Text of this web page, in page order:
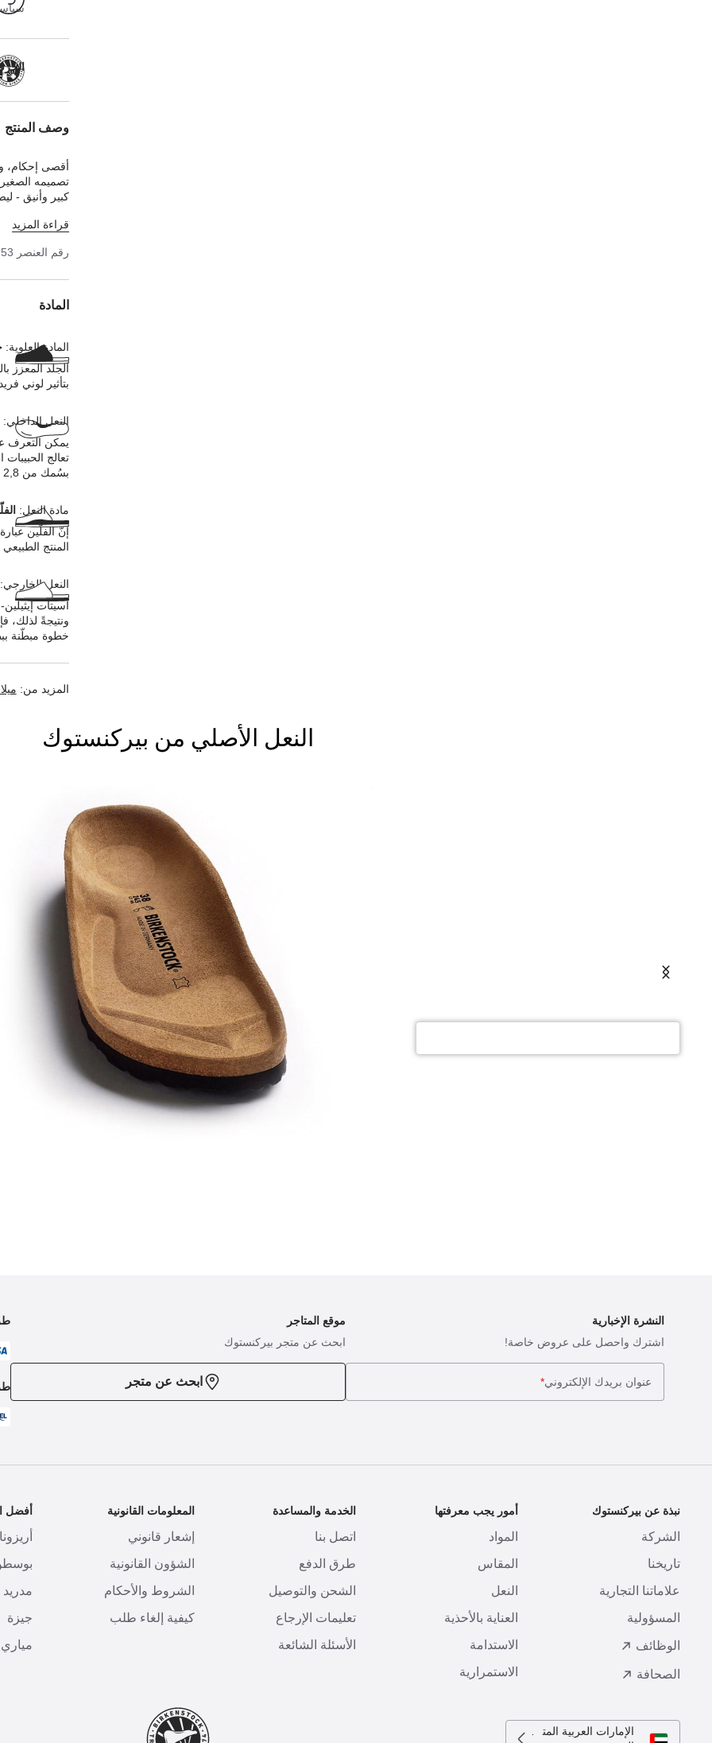
سياسة
وصف المنتج
أقصى إحكام،
تصميمه
كبير وأنيق -
جلد النوبوك
قراءة المزيد
رقم العنصر
المادة
المادة العلوية:
الجلد المعزز
بتأثير لوني
النعل الداخلي:
يمكن التعرف
تعالج
بسُمك من 2,8 إلى 3,2 ملليمترات في المادة العلوية.
مادة النعل:
إنّ الفلّين
المنتج
النعل
أسيتات
ونتيجةً لذلك،
خطوة مبطّنة
المزيد من:
النعل الأصلي من بيركنستوك
النشرة الإخبارية
اشترك واحصل على عروض خاصة!
عنوان بريدك الإلكتروني*
موقع المتاجر
ابحث عن متجر بيركنستوك
ابحث عن متجر
نبذة عن بيركنستوك
الشركة
تاريخنا
علاماتنا التجارية
المسؤولية
الوظائف
الصحافة
أمور يجب معرفتها
المواد
المقاس
النعل
العناية بالأحذية
الاستدامة
الاستمرارية
الخدمة والمساعدة
اتصل بنا
طرق الدفع
الشحن والتوصيل
تعليمات الإرجاع
الأسئلة الشائعة
المعلومات القانونية
إشعار قانوني
الشؤون القانونية
الشروط والأحكام
كيفية إلغاء طلب
أفضل
مدريد
جيزة
مياري
الإمارات العربية المتحدة